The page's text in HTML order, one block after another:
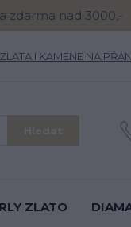
zdarma nad 3000,-
I KAMENE NA
Hledat
ZLATO